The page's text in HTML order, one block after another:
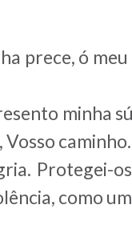
prece, ó meu
minha
Vosso caminho.
Protegei-
como